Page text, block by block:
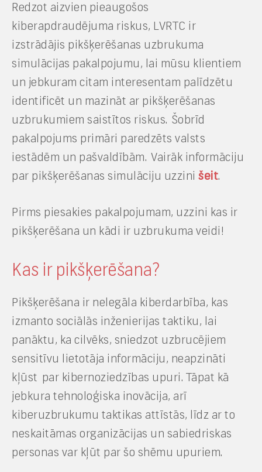
Redzot aizvien pieaugošos
kiberapdraudējuma riskus, LVRTC ir
izstrādājis pikšķerēšanas uzbrukuma
simulācijas pakalpojumu, lai mūsu klientiem
un jebkuram citam interesentam palīdzētu
identificēt un mazināt ar pikšķerēšanas
uzbrukumiem saistītos riskus. Šobrīd
pakalpojums primāri paredzēts valsts
iestādēm un pašvaldībām. Vairāk informāciju
par pikšķerēšanas simulāciju uzzini šeit.
Pirms piesakies pakalpojumam, uzzini kas ir
pikšķerēšana un kādi ir uzbrukuma veidi!
Kas ir pikšķerēšana?
Pikšķerēšana ir nelegāla kiberdarbība, kas
izmanto sociālās inženierijas taktiku, lai
panāktu, ka cilvēks, sniedzot uzbrucējiem
sensitīvu lietotāja informāciju, neapzināti
kļūst par kibernoziedzības upuri. Tāpat kā
jebkura tehnoloģiska inovācija, arī
kiberuzbrukumu taktikas attīstās, līdz ar to
neskaitāmas organizācijas un sabiedriskas
personas var kļūt par šo shēmu upuriem.